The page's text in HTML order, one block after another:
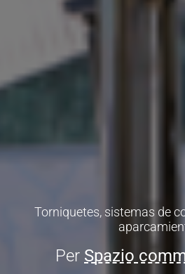
Torniquetes, sistemas de
Per Spazio